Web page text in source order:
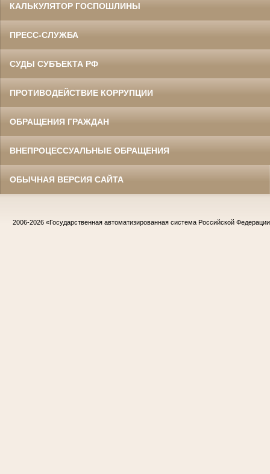
КАЛЬКУЛЯТОР ГОСПОШЛИНЫ
ПРЕСС-СЛУЖБА
СУДЫ СУБЪЕКТА РФ
ПРОТИВОДЕЙСТВИЕ КОРРУПЦИИ
ОБРАЩЕНИЯ ГРАЖДАН
ВНЕПРОЦЕССУАЛЬНЫЕ ОБРАЩЕНИЯ
ОБЫЧНАЯ ВЕРСИЯ САЙТА
2006-2026 «Государственная автоматизированная система Российской